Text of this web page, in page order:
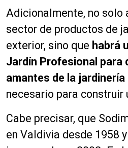
Adicionalmente, no solo
sector de productos de
exterior, sino que habrá
Jardín Profesional para
amantes de la jardinería
necesario para construir
Cabe precisar, que
en Valdivia desde 1958